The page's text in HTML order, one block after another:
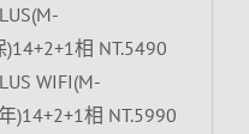
相 NT.5490
WIFI(M-
)14+2+1相 NT.5990